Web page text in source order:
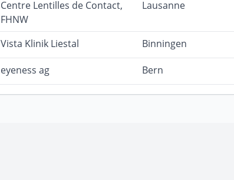
Centre Lentilles de Contact,
FHNW
Lausanne
Vista Klinik Liestal Binningen
eyeness ag Bern